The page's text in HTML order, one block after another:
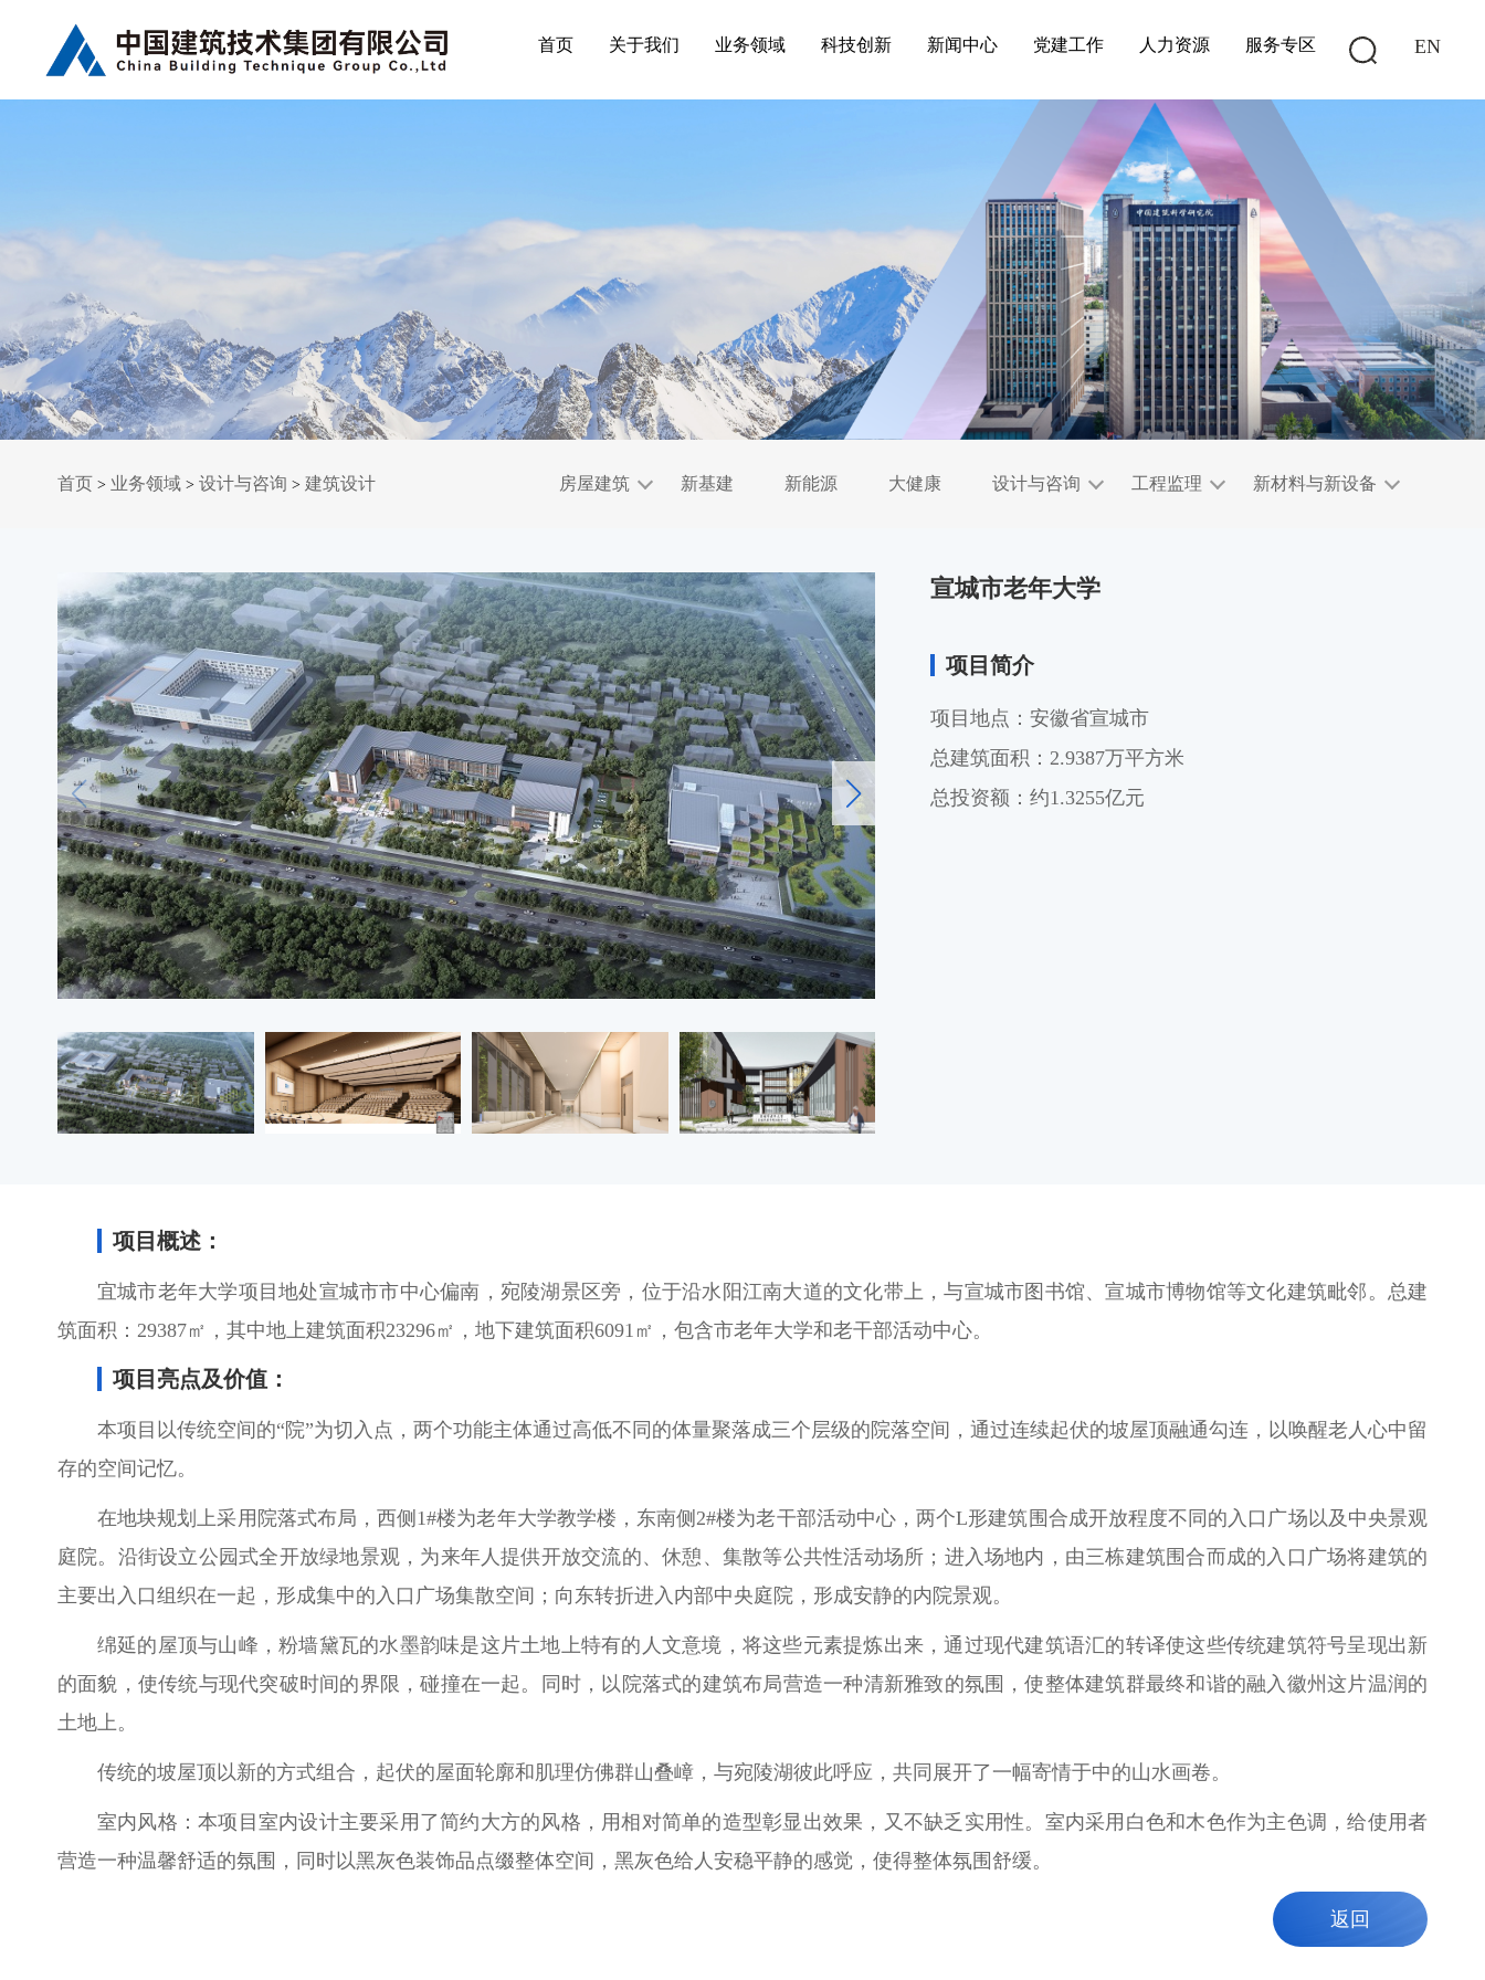
首页 关于我们 业务领域 科技创新 新闻中心 党建工作 人力资源 服务专区 EN
首页 > 业务领域 > 设计与咨询 > 建筑设计 房屋建筑 新基建 新能源 大健康 设计与咨询 工程监理 新材料与新设备
宣城市老年大学
项目简介
项目地点：安徽省宣城市
总建筑面积：2.9387万平方米
总投资额：约1.3255亿元
项目概述：
宜城市老年大学项目地处宣城市市中心偏南，宛陵湖景区旁，位于沿水阳江南大道的文化带上，与宣城市图书馆、宣城市博物馆等文化建筑毗邻。总建
筑面积：29387㎡，其中地上建筑面积23296㎡，地下建筑面积6091㎡，包含市老年大学和老干部活动中心。
项目亮点及价值：
本项目以传统空间的“院”为切入点，两个功能主体通过高低不同的体量聚落成三个层级的院落空间，通过连续起伏的坡屋顶融通勾连，以唤醒老人心中留
存的空间记忆。
在地块规划上采用院落式布局，西侧1#楼为老年大学教学楼，东南侧2#楼为老干部活动中心，两个L形建筑围合成开放程度不同的入口广场以及中央景观
庭院。沿街设立公园式全开放绿地景观，为来年人提供开放交流的、休憩、集散等公共性活动场所；进入场地内，由三栋建筑围合而成的入口广场将建筑的
主要出入口组织在一起，形成集中的入口广场集散空间；向东转折进入内部中央庭院，形成安静的内院景观。
绵延的屋顶与山峰，粉墙黛瓦的水墨韵味是这片土地上特有的人文意境，将这些元素提炼出来，通过现代建筑语汇的转译使这些传统建筑符号呈现出新
的面貌，使传统与现代突破时间的界限，碰撞在一起。同时，以院落式的建筑布局营造一种清新雅致的氛围，使整体建筑群最终和谐的融入徽州这片温润的
土地上。
传统的坡屋顶以新的方式组合，起伏的屋面轮廓和肌理仿佛群山叠嶂，与宛陵湖彼此呼应，共同展开了一幅寄情于中的山水画卷。
室内风格：本项目室内设计主要采用了简约大方的风格，用相对简单的造型彰显出效果，又不缺乏实用性。室内采用白色和木色作为主色调，给使用者
营造一种温馨舒适的氛围，同时以黑灰色装饰品点缀整体空间，黑灰色给人安稳平静的感觉，使得整体氛围舒缓。
返回